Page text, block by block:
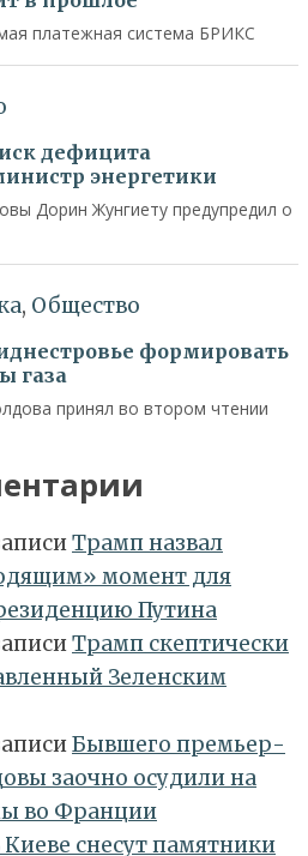
Трамп назвал
момент для
Путина
Трамп скептически
Зеленским
Бывшего премьер-
заочно осудили на
во Франции
Киеве снесут памятники